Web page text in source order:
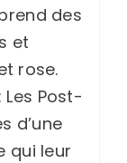
des
et
rose.
: Les Post-
d’une
qui leur